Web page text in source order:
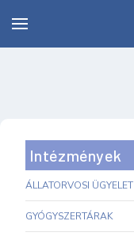
Intézmények
ÁLLATORVOSI ÜGYELET
GYÓGYSZERTÁRAK